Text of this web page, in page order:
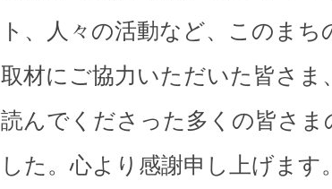
ト、人々の活動など、このま
取材にご協力いただいた皆さ
読んでくださった多くの皆さ
した。心より感謝申し上げます。